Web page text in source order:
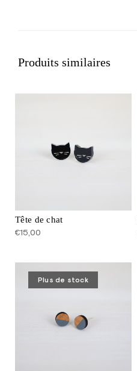
Produits similaires
Tête de chat
€15,00
Plus de stock